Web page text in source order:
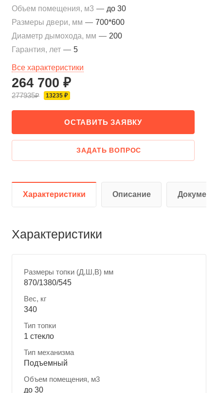
Объем помещения, м3 — до 30
Размеры двери, мм — 700*600
Диаметр дымохода, мм — 200
Гарантия, лет — 5
Все характеристики
264 700 ₽
277935₽ 13235 ₽
ОСТАВИТЬ ЗАЯВКУ
ЗАДАТЬ ВОПРОС
Характеристики Описание
Характеристики
Размеры топки (Д,Ш,В) мм
870/1380/545
Вес, кг
340
Тип топки
1 стекло
Тип механизма
Подъемный
Объем помещения, м3
до 30